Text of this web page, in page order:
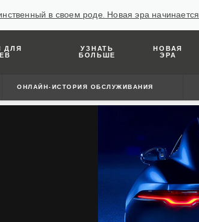
в своем роде. Новая эра начинается
ДЛЯ
УЗНАТЬ
БОЛЬШЕ
НОВАЯ
ЭРА
ОНЛАЙН-ИСТОРИЯ ОБСЛУЖИВАНИЯ